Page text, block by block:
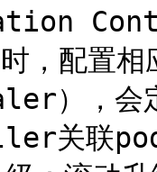
时，配置
），会
关联pod